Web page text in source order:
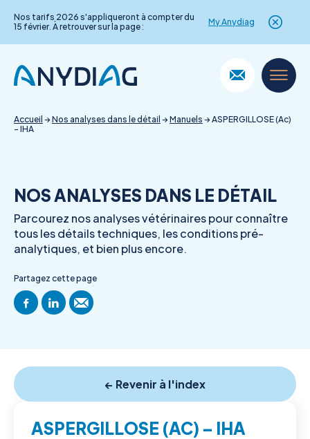
Nos tarifs 2026 s'appliqueront à compter du
15 février. À retrouver sur la page :
My Anydiag
content
Accueil →Nos analyses dans le détail →Manuels →ASPERGILLOSE (Ac)
– IHA
NOS ANALYSES DANS LE DÉTAIL
Parcourez nos analyses vétérinaires pour connaître
tous les détails techniques, les conditions pré-
analytiques, et bien plus encore.
Partagez cette page
← Revenir à l'index
ASPERGILLOSE (AC) – IHA